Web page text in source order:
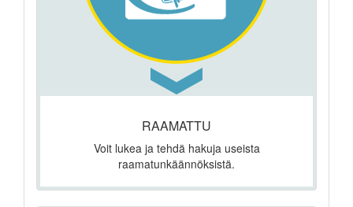
RAAMATTU
Voit lukea ja tehdä hakuja useista
raamatunkäännöksistä.